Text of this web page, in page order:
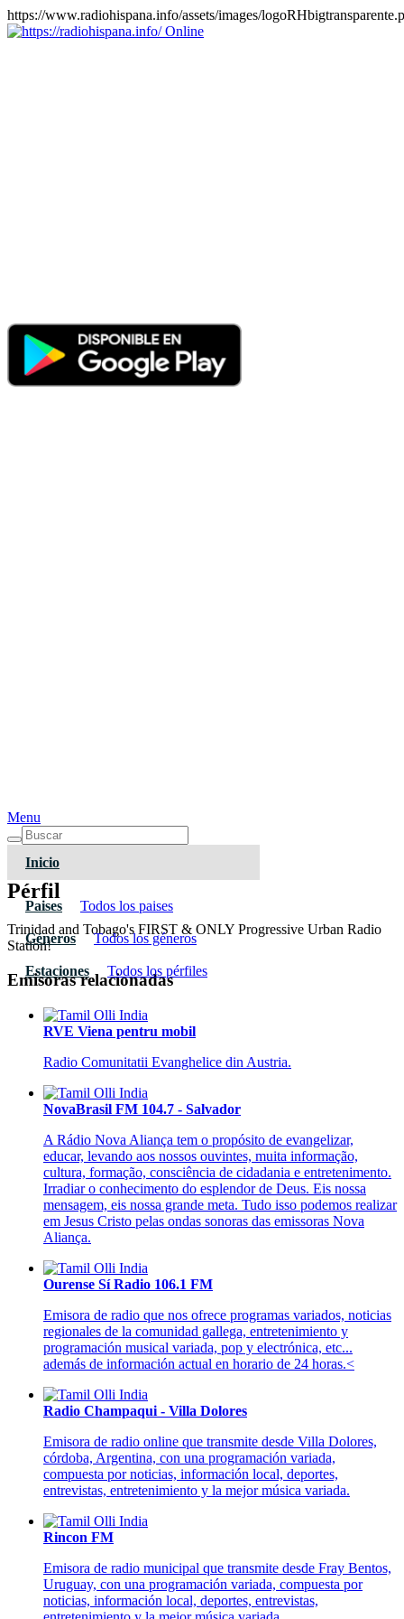
https://www.radiohispana.info/assets/images/
Online
Menu
Inicio
Paises Todos los paises
Géneros Todos los géneros
Estaciones Todos los pérfiles
Pérfil
Trinidad and Tobago's FIRST & ONLY Progressive Urban Radio
Station!
Emisoras relacionadas
RVE Viena pentru mobil
Radio Comunitatii Evanghelice din Austria.
NovaBrasil FM 104.7 - Salvador
A Rádio Nova Aliança tem o propósito de evangelizar,
educar, levando aos nossos ouvintes, muita informação,
cultura, formação, consciência de cidadania e entretenimento.
Irradiar o conhecimento do esplendor de Deus. Eis nossa
mensagem, eis nossa grande meta. Tudo isso podemos realizar
em Jesus Cristo pelas ondas sonoras das emissoras Nova
Aliança.
Ourense Sí Radio 106.1 FM
Emisora de radio que nos ofrece programas variados, noticias
regionales de la comunidad gallega, entretenimiento y
programación musical variada, pop y electrónica, etc...
además de información actual en horario de 24 horas.<
Radio Champaqui - Villa Dolores
Emisora de radio online que transmite desde Villa Dolores,
córdoba, Argentina, con una programación variada,
compuesta por noticias, información local, deportes,
entrevistas, entretenimiento y la mejor música variada.
Rincon FM
Emisora de radio municipal que transmite desde Fray Bentos,
Uruguay, con una programación variada, compuesta por
noticias, información local, deportes, entrevistas,